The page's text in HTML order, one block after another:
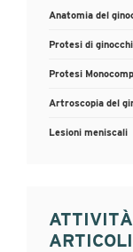
Anatomia del
Protesi di
Protesi
Artroscopia del
Lesioni meniscali
ARTICOLI